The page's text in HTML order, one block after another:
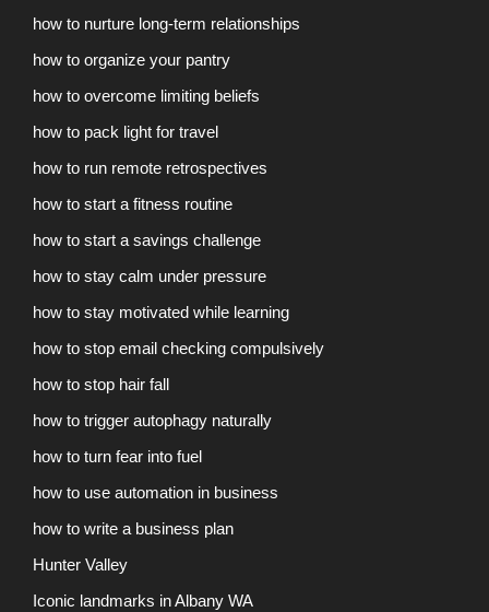
how to nurture long-term relationships
how to organize your pantry
how to overcome limiting beliefs
how to pack light for travel
how to run remote retrospectives
how to start a fitness routine
how to start a savings challenge
how to stay calm under pressure
how to stay motivated while learning
how to stop email checking compulsively
how to stop hair fall
how to trigger autophagy naturally
how to turn fear into fuel
how to use automation in business
how to write a business plan
Hunter Valley
Iconic landmarks in Albany WA